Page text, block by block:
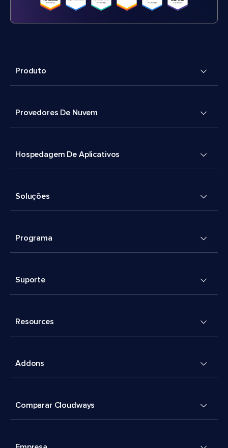
Produto
Provedores De Nuvem
Hospedagem De Aplicativos
Soluções
Programa
Suporte
Resources
Addons
Comparar Cloudways